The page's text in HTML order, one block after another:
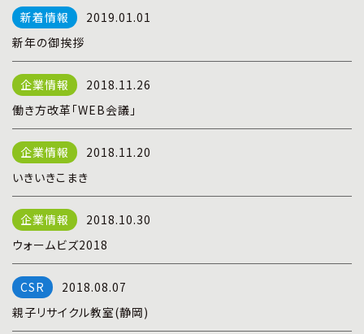
2019.01.01
新年の御挨拶
2018.11.26
働き方改革「WEB会議」
2018.11.20
いきいきこまき
2018.10.30
ウォームビズ2018
2018.08.07
親子リサイクル教室(静岡)